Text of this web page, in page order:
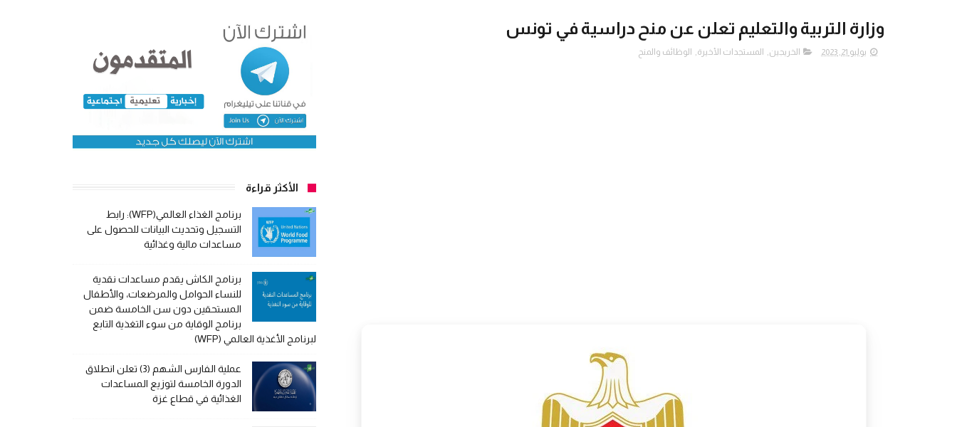
وزارة التربية والتعليم تعلن عن منح دراسية في تونس
يوليو 21, 2023 الخريجين, المستجدات الأخيرة, الوظائف والمنح
الأكثر قراءة
برنامج الغذاء العالمي(WFP): رابط
التسجيل وتحديث البيانات للحصول على
مساعدات مالية وغذائية
برنامج الكاش يقدم مساعدات نقدية
للنساء الحوامل والمرضعات، والأطفال
المستحقين دون سن الخامسة ضمن
برنامج الوقاية من سوء التغذية التابع
لبرنامج الأغذية العالمي (WFP)
عملية الفارس الشهم (3) تعلن انطلاق
الدورة الخامسة لتوزيع المساعدات
الغذائية في قطاع غزة